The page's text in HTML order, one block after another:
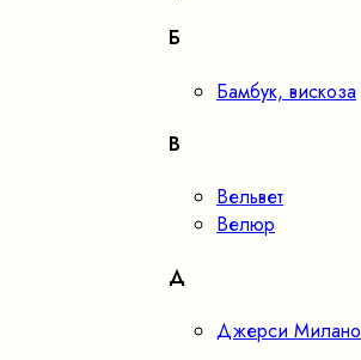
Б
Бамбук, вискоза
В
Вельвет
Велюр
Д
Джерси Милано